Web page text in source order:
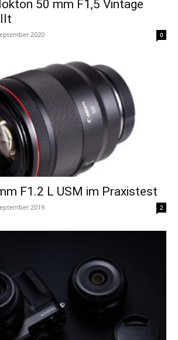
50 mm F1,5 Vintage
2020 0
F1.2 L USM im Praxistest
2019 2